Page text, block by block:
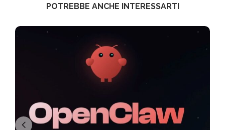
POTREBBE ANCHE INTERESSARTI